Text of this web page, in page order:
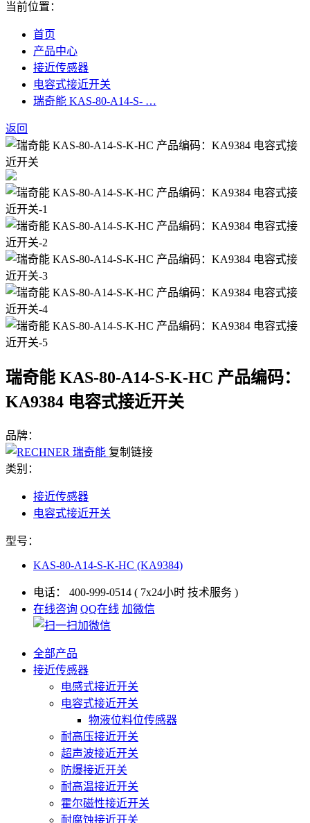
当前位置：
首页
产品中心
接近传感器
电容式接近开关
瑞奇能 KAS-80-A14-S- …
返回
瑞奇能 KAS-80-A14-S-K-HC 产品编码：
KA9384 电容式接近开关
品牌：
复制链接
类别：
接近传感器
电容式接近开关
型号：
KAS-80-A14-S-K-HC (KA9384)
电话： 400-999-0514 ( 7x24小时 技术服务 )
在线咨询 QQ在线 加微信
全部产品
接近传感器
电感式接近开关
电容式接近开关
物液位料位传感器
耐高压接近开关
超声波接近开关
防爆接近开关
耐高温接近开关
霍尔磁性接近开关
耐腐蚀接近开关